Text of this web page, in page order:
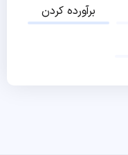
برآورده کردن